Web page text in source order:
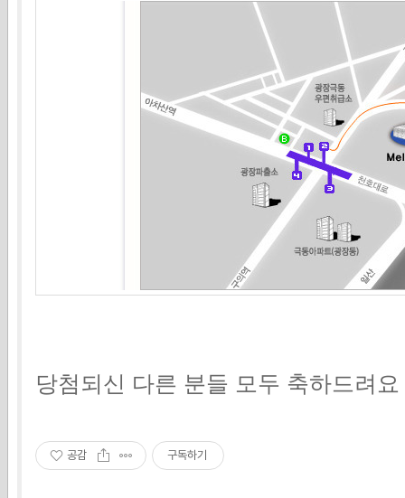
당첨되신 다른 분들 모두 축하드려
공감 구독하기